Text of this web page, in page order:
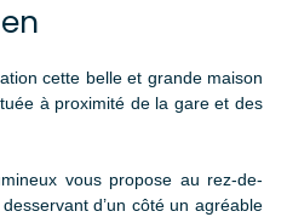
cette belle et grande maison
à proximité de la gare et des
vous propose au rez-de-
d’un côté un agréable